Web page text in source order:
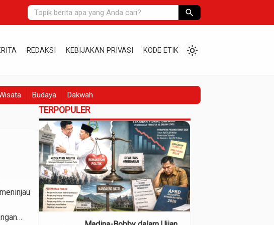
search
REDAKSI KEBIJAKAN PRIVASI KODE ETIK light_mode
Budaya Dakwah
TERPOPULER